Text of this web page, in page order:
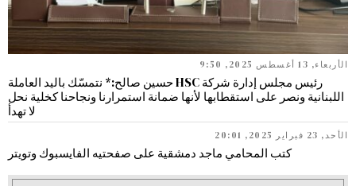
الأربعاء, 13 أغسطس 2025, 9:50
رئيس مجلس إدارة شركة HSC حسين صالح:* نتمسّك باليد العاملة
اللبنانية ونصر على استقطابها لأنها ضمانة استمرارنا ونجاحنا كخلية نحل
لا تهدأ
الأحد, 23 فبراير 2025, 20:01
كتب المحامي ماجد دمشقية على صفحتيه الفايسبوك وتويتر